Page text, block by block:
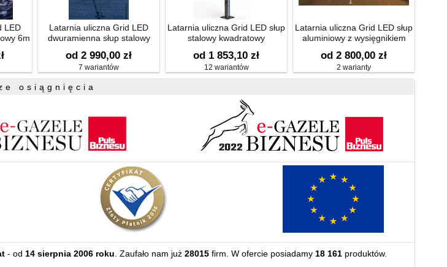
LED
6m
Latarnia uliczna Grid LED
dwuramienna słup stalowy
od 2 990,00 zł
7 wariantów
Latarnia uliczna Grid LED słup
stalowy kwadratowy
od 1 853,10 zł
12 wariantów
Latarnia uliczna Grid LED słup
aluminiowy z wysięgnikiem
od 2 800,00 zł
2 warianty
osiągnięcia
- od 14 sierpnia 2006 roku. Zaufało nam już 28015 firm. W ofercie posiadamy 18 161 produktów.